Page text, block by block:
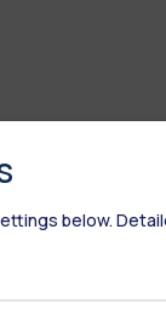
below.